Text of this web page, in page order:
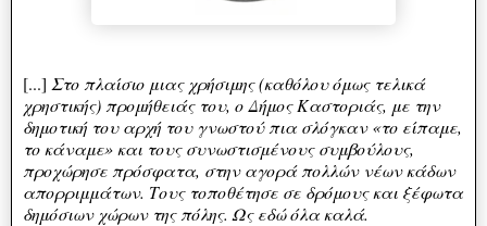
[...] Στο πλαίσιο μιας χρήσιμης (καθόλου όμως τελικά
χρηστικής) προμήθειάς του, ο Δήμος Καστοριάς, με την
δημοτική του αρχή του γνωστού πια σλόγκαν «το είπαμε,
το κάναμε» και τους συνωστισμένους συμβούλους,
προχώρησε πρόσφατα, στην αγορά πολλών νέων κάδων
απορριμμάτων. Τους τοποθέτησε σε δρόμους και ξέφωτα
δημόσιων χώρων της πόλης. Ως εδώ όλα καλά.